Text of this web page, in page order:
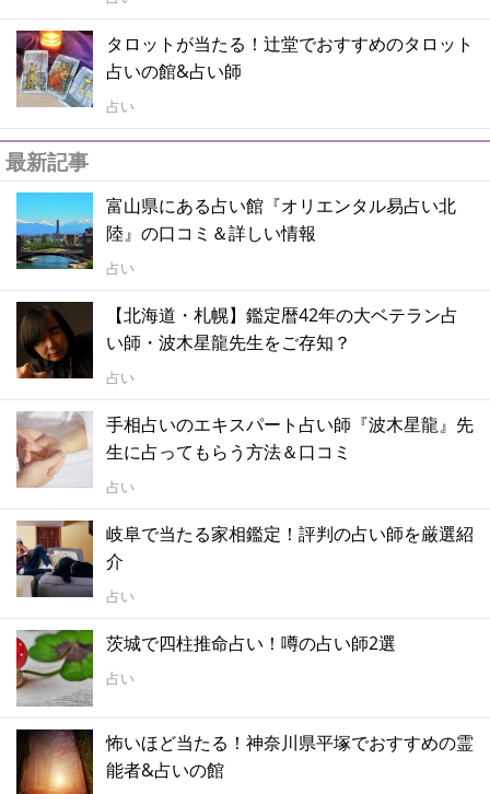
タロットが当たる！辻堂でおすすめのタロット
占いの館&占い師
占い
最新記事
富山県にある占い館『オリエンタル易占い北
陸』の口コミ＆詳しい情報
占い
【北海道・札幌】鑑定暦42年の大ベテラン占
い師・波木星龍先生をご存知？
占い
手相占いのエキスパート占い師『波木星龍』先
生に占ってもらう方法＆口コミ
占い
岐阜で当たる家相鑑定！評判の占い師を厳選紹
介
占い
茨城で四柱推命占い！噂の占い師2選
占い
怖いほど当たる！神奈川県平塚でおすすめの霊
能者&占いの館